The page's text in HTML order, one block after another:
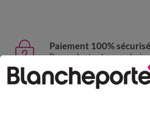
Paiement 100% sécurisé
Payez plus tard ou en
Livraison express